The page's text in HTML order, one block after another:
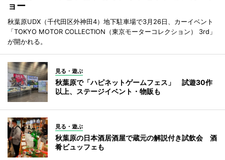
ョー
秋葉原UDX（千代田区外神田4）地下駐車場で3月26日、カーイベント
「TOKYO MOTOR COLLECTION（東京モーターコレクション） 3rd」
が開かれる。
見る・遊ぶ
秋葉原で「ハピネットゲームフェス」 試遊30作
以上、ステージイベント・物販も
見る・遊ぶ
秋葉原の日本酒居酒屋で蔵元の解説付き試飲会 酒
肴ビュッフェも